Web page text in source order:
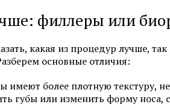
филлеры или
какая из процедур лучше,
основные отличия:
имеют более плотную текстуру,
губы или изменить форму носа,